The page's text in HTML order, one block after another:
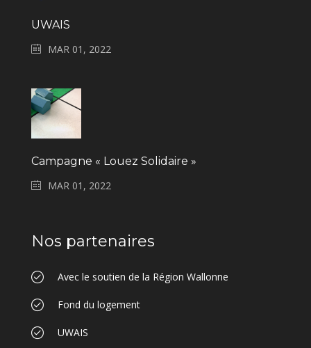
UWAIS
MAR 01, 2022
Campagne « Louez Solidaire »
MAR 01, 2022
Nos partenaires
Avec le soutien de la Région Wallonne
Fond du logement
UWAIS